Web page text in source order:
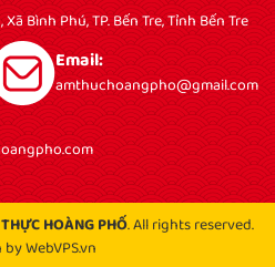
Bình Phú, TP. Bến Tre, Tỉnh Bến Tre
Email:
amthuchoangpho@gmail.com
HOÀNG PHỐ. All rights reserved.
WebVPS.vn